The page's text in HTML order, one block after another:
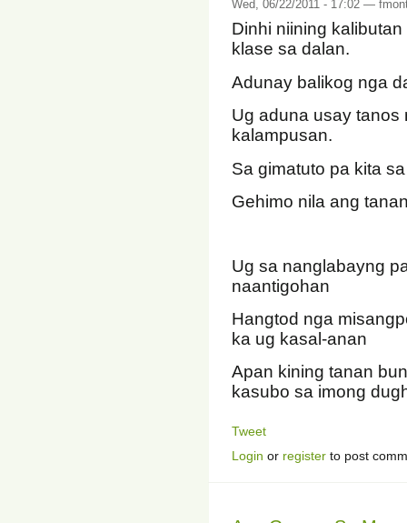
Wed, 06/22/2011 - 17:02 —
Dinhi niining
klase sa dalan.
Adunay balikog nga
Ug aduna usay
kalampusan.
Sa gimatuto pa kita
Gehimo nila ang
Ug sa nanglabayng
naantigohan
Hangtod nga
ka ug kasal-anan
Apan kining tanan
kasubo sa imong
Tweet
Login or register to post